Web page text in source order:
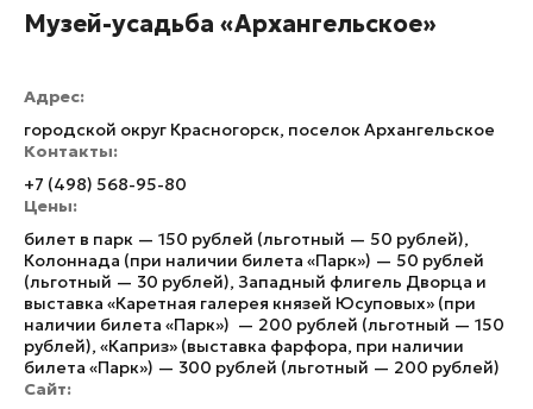
Музей-усадьба «Архангельское»
Адрес:
городской округ Красногорск, поселок Архангельское
Контакты:
+7 (498) 568-95-80
Цены:
билет в парк — 150 рублей (льготный — 50 рублей),
Колоннада (при наличии билета «Парк») — 50 рублей
(льготный — 30 рублей), Западный флигель Дворца и
выставка «Каретная галерея князей Юсуповых» (при
наличии билета «Парк») — 200 рублей (льготный — 150
рублей), «Каприз» (выставка фарфора, при наличии
билета «Парк») — 300 рублей (льготный — 200 рублей)
Сайт: